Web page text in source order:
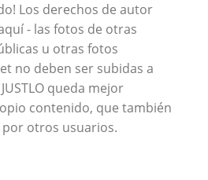
Los derechos de autor
- las fotos de otras
u otras fotos
no deben ser subidas a
queda mejor
contenido, que también
otros usuarios.